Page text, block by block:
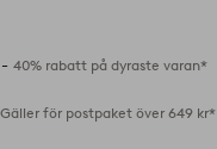
40% rabatt på dyraste varan*
Gäller för postpaket över 649 kr*